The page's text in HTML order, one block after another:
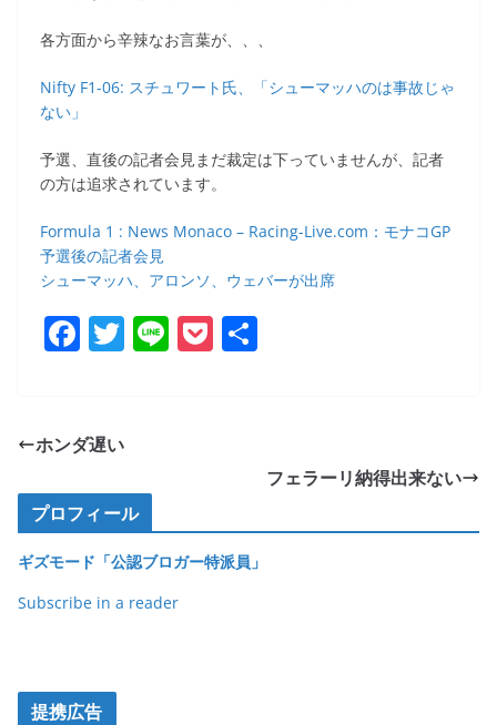
各方面から辛辣なお言葉が、、、
Nifty F1-06: スチュワート氏、「シューマッハのは事故じゃ
ない」
予選、直後の記者会見まだ裁定は下っていませんが、記者
の方は追求されています。
Formula 1 : News Monaco – Racing-Live.com：モナコGP
予選後の記者会見
シューマッハ、アロンソ、ウェバーが出席
F
e
o
o
k
T Li P
ホンダ遅い
フェラーリ納得出来ない
プロフィール
ギズモード「公認ブロガー特派員」
Subscribe in a reader
提携広告